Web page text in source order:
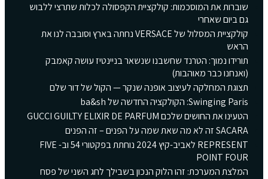
שוברות את המוסכמות: קולקציית הקפסולה לכלות שתרצי ללבוש
גם ביום שאחרי
קולקציית המסלול של VERSACE נחתה בארץ וסובבה לנו את
הראש
תורידו נמוך: הטרנד שחשבנו שנשאר בניינטיז עושה קאמבק
(ואנחנו כבר מאוהבות)
תצוגת המחלקה לעיצוב אופנה שנקר — הקול של דור שלם
Swinging Paris: הקולקציה החדשה של ba&sh
הטעינו את החושים שלכם GUCCI GUILTY ELIXIR DE PARFUM
SACARA זה לא מה שאת שמה על הפנים – זה הפנים
REPRESENT לאביב-קיץ 2024 נוחתת בפקטורי 54 וב- FIVE
POINT FOUR
המלצת המערכת: זהו הלוק הנכון בשבילך לחג השני של פסח